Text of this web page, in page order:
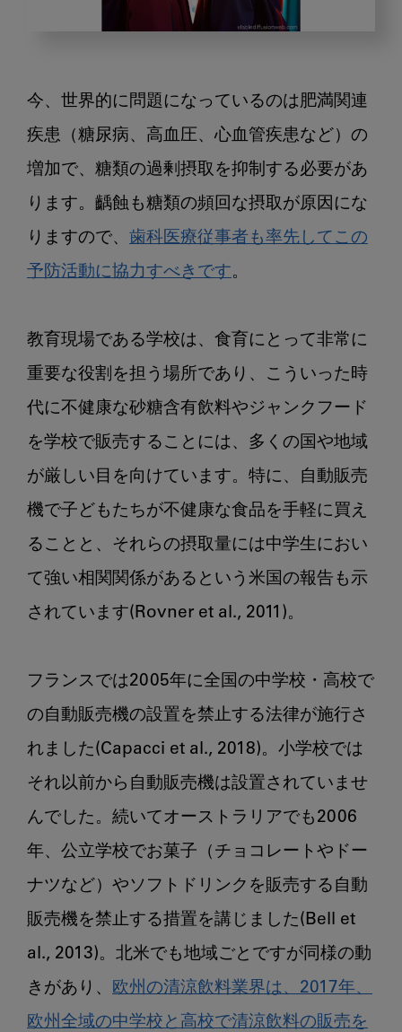
の
自
動
販
売
機
で
健
食
品
売
る
と
今、世界的に問題になっているのは肥満関連
疾患（糖尿病、高血圧、心血管疾患など）の
増加で、糖類の過剰摂取を抑制する必要があ
ります。齲蝕も糖類の頻回な摂取が原因にな
りますので、 歯科医療従事者も率先してこの
予防活動に協力すべきです。
教育現場である学校は、食育にとって非常に
重要な役割を担う場所であり、こういった時
代に不健康な砂糖含有飲料やジャンクフード
を学校で販売することには、多くの国や地域
が厳しい目を向けています。特に、自動販売
機で子どもたちが不健康な食品を手軽に買え
ることと、それらの摂取量には中学生におい
て強い相関関係があるという米国の報告も示
されています(Rovner et al., 2011)。
フランスでは2005年に全国の中学校・高校で
の自動販売機の設置を禁止する法律が施行さ
れました(Capacci et al., 2018)。小学校では
それ以前から自動販売機は設置されていませ
んでした。続いてオーストラリアでも2006
年、公立学校でお菓子（チョコレートやドー
ナツなど）やソフトドリンクを販売する自動
販売機を禁止する措置を講じました(Bell et
al., 2013)。北米でも地域ごとですが同様の動
きがあり、
欧州の清涼飲料業界は、2017年、
欧州全域の中学校と高校で清涼飲料の販売を